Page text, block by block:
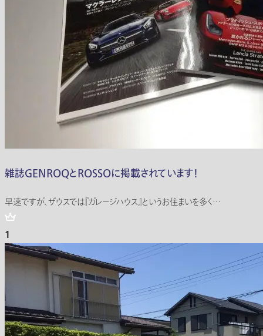
雑誌GENROQとROSSOに掲載されています！
早速ですが、ザウスでは『ガレージハウス』というお住まいを多く…
1